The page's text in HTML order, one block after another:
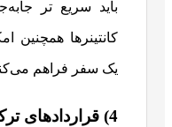
باید سریع تر
کانتینرها همچنین
یک سفر فراهم
4) قراردادهای ترکیبی (چندوجهی)